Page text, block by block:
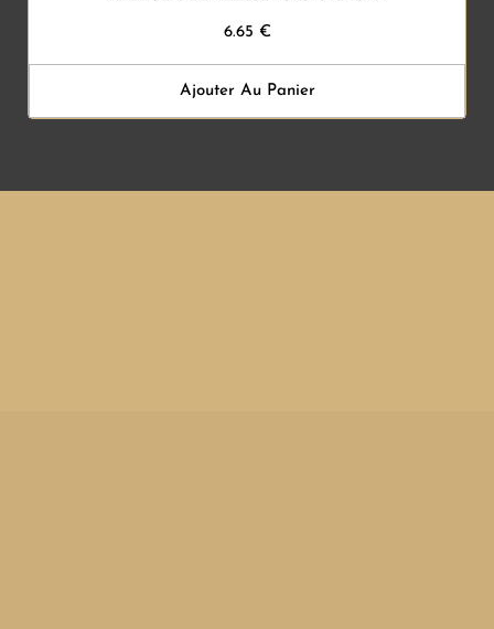
6.65 €
Ajouter Au Panier